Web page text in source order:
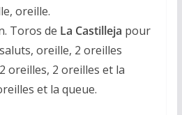
oreille.
Toros de La Castilleja pour
saluts, oreille, 2 oreilles
2 oreilles, 2 oreilles et la
et la queue.